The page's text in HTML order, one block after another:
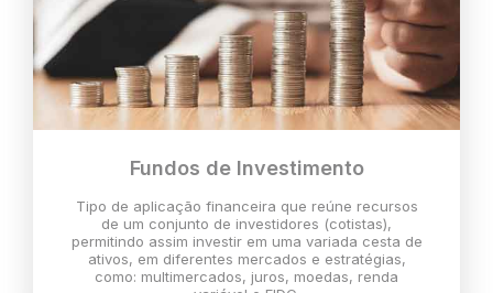
Fundos de Investimento
Tipo de aplicação financeira que reúne recursos
de um conjunto de investidores (cotistas),
permitindo assim investir em uma variada cesta de
ativos, em diferentes mercados e estratégias,
como: multimercados, juros, moedas, renda